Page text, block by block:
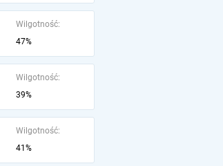
Wilgotność:
47%
Wilgotność:
39%
Wilgotność:
41%